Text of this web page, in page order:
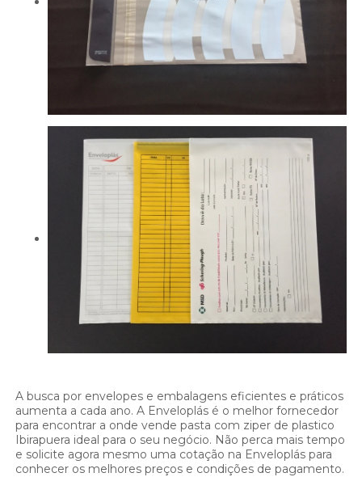
A busca por envelopes e embalagens eficientes e práticos
aumenta a cada ano. A Enveloplás é o melhor fornecedor
para encontrar a onde vende pasta com ziper de plastico
Ibirapuera ideal para o seu negócio. Não perca mais tempo
e solicite agora mesmo uma cotação na Enveloplás para
conhecer os melhores preços e condições de pagamento.